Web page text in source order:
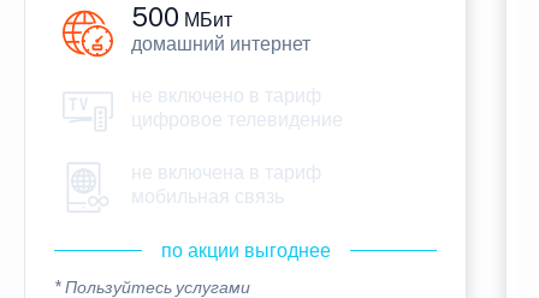
500 МБит
домашний интернет
не включено в тариф
цифровое телевидение
не включена в тариф
мобильная связь
по акции выгоднее
* Пользуйтесь услугами